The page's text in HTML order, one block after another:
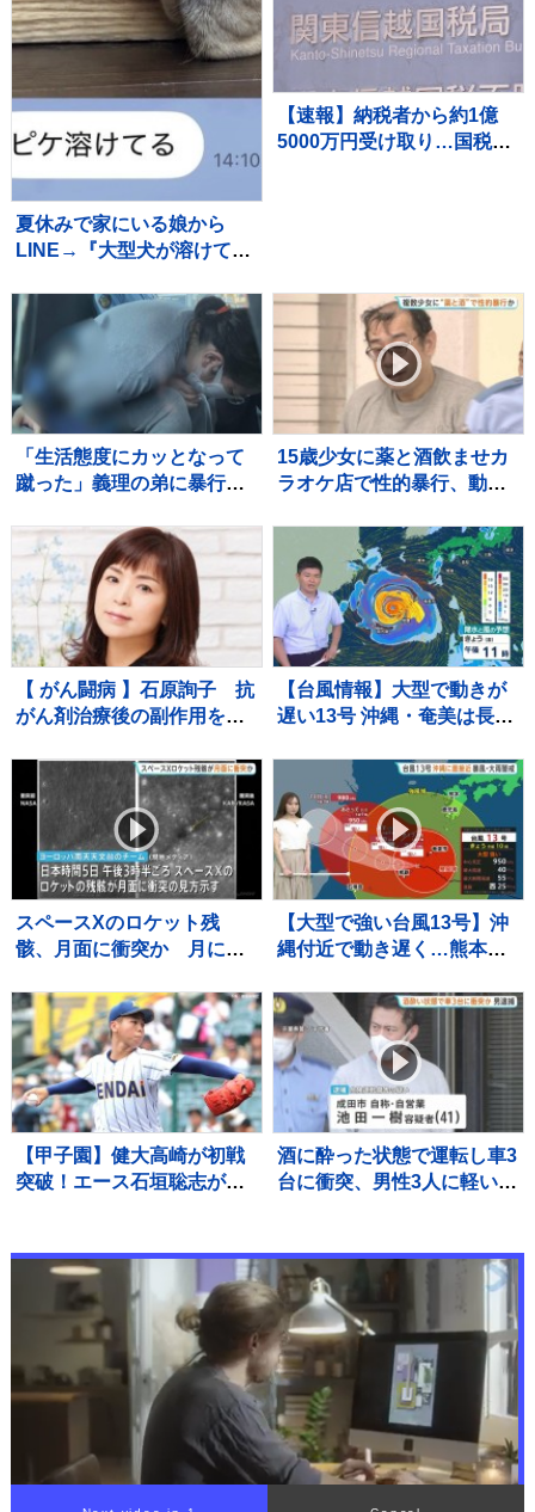
当局
夏休みで家にいる娘から
LINE→『大型犬が溶けて
いて…『愛おしい一枚』に1
万いいね「たぷたぷで草」
「無防備ｗｗ」
【速報】納税者から約1億
5000万円受け取り…国税職
「生活態度にカッとなって
蹴った」義理の弟に暴行
15歳少女に薬と酒飲ませカ
ラオケ店で性的暴行、動画
54歳男を再逮捕 これまで
にも同様の事件で2度逮捕
【 がん闘病 】石原詢子 抗
がん剤治療後の副作用を吐
ては来てます」
【台風情報】大型で動きが
遅い13号 沖縄・奄美は長引
戒 お盆休みは台風15号が
東・北日本に接近・上陸か
【7日これからの天気】
スペースXのロケット残
骸、月面に衝突か 月に探
えたロケットの一部が宇宙
空間に漂流していた
【大型で強い台風13号】沖
縄付近で動き遅く…熊本で
らに台風15号が来週火曜～
水曜ごろ北日本や関東に近
づくおそれ【気象予報士解
説】
【甲子園】健大高崎が初戦
突破！エース石垣聡志が八
の猛攻で快勝
酒に酔った状態で運転し車3
台に衝突、男性3人に軽いけ
ルコール検出 千葉・東関東
道